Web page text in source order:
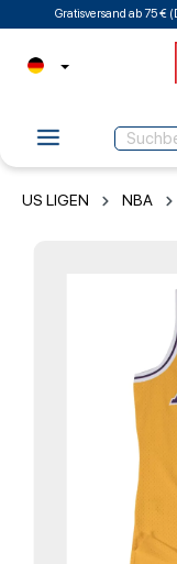
Gratisversand ab 75 €
US LIGEN NBA